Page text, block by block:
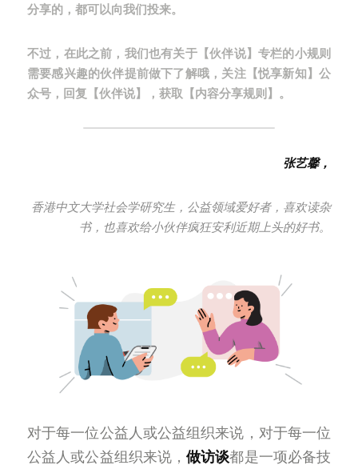
分享的，都可以向我们投来。
不过，在此之前，我们也有关于【伙伴说】专栏的小规则
需要感兴趣的伙伴提前做下了解哦，关注【悦享新知】公
众号，回复【伙伴说】，获取【内容分享规则】。
张艺馨，
香港中文大学社会学研究生，公益领域爱好者，喜欢读杂
书，也喜欢给小伙伴疯狂安利近期上头的好书。
对于每一位公益人或公益组织来说，对于每一位
公益人或公益组织来说，做访谈都是一项必备技